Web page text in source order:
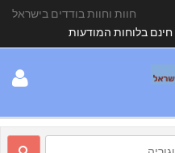
חוות וחוות בודדים בישראל
בלוחות המודעות